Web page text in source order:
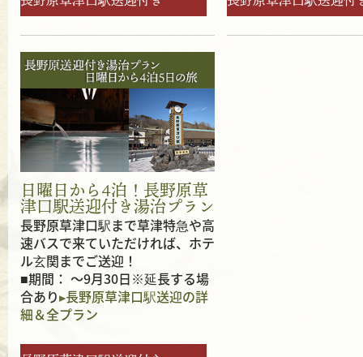
日曜日から4泊！長野原草
津口駅送迎付き湯治プラン
長野原草津口駅まで草津特急や高
速バスで来ていただければ、ホテ
ル玄関までご送迎！
■期間： ～9月30日※延長する場
合あり 長野原草津口駅送迎の詳
細＆全プラン